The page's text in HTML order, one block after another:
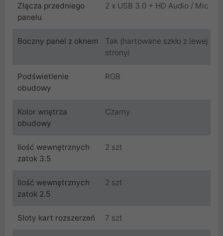
Złącza przedniego
panelu
2 x USB 3.0 + HD Audio / Mic
Boczny panel z oknem
Tak (hartowane szkło z lewej
strony)
Podświetlenie
obudowy
RGB
Kolor wnętrza
obudowy
Czarny
Ilość wewnętrznych
zatok 3.5
2 szt
Ilość wewnętrznych
zatok 2.5
2 szt
Sloty kart rozszerzeń 7 szt